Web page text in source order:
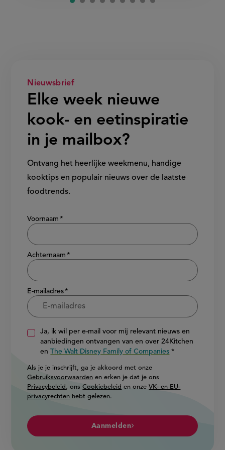
Nieuwsbrief
Elke week nieuwe
kook- en eetinspiratie
in je mailbox?
Ontvang het heerlijke weekmenu, handige
kooktips en populair nieuws over de laatste
foodtrends.
Show/hide
Voornaam
Achternaam
E-mailadres
Ja, ik wil per e-mail voor mij relevant nieuws en
aanbiedingen ontvangen van en over 24Kitchen
enThe Walt Disney Family of Companies
Als je je inschrijft, ga je akkoord met onze
Gebruiksvoorwaarden en erken je dat je ons
Privacybeleid , onsCookiebeleid en onzeVK- en EU-
privacyrechten hebt gelezen.
Aanmelden